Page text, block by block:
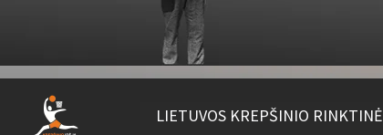
LIETUVOS KREPŠINIO RINKTINĖ